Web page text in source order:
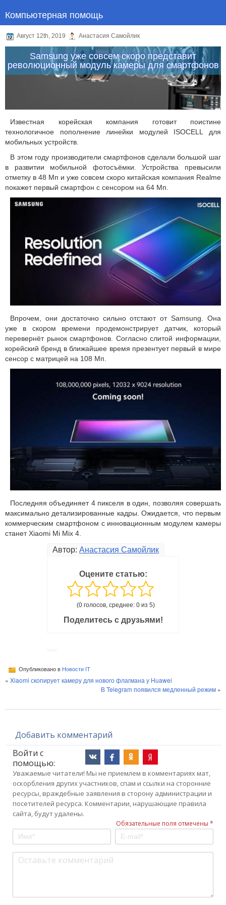
Компьютерная помощь
Август 12th, 2019 Анастасия Самойлик
Samsung уже совсем скоро представит
революционный модуль камеры для смартфонов
Известная корейская компания готовит поистине
технологичное пополнение линейки модулей ISOCELL для
мобильных устройств.
В этом году производители смартфонов сделали большой шаг
в развитии мобильной фотосъёмки. Устройства превысили
отметку в 48 Мп и уже совсем скоро китайская компания Realme
покажет первый смартфон с сенсором на 64 Мп.
Впрочем, они достаточно сильно отстают от Samsung. Она
уже в скором времени продемонстрирует датчик, который
перевернёт рынок смартфонов. Согласно слитой информации,
корейский бренд в ближайшее время презентует первый в мире
сенсор с матрицей на 108 Мп.
Последняя объединяет 4 пикселя в один, позволяя совершать
максимально детализированные кадры. Ожидается, что первым
коммерческим смартфоном с инновационным модулем камеры
станет Xiaomi Mi Mix 4.
Автор: Анастасия Самойлик
Оцените статью:
(0 голосов, среднее: 0 из 5)
Поделитесь с друзьями!
Опубликовано в Новости IT
« Xiaomi скопирует камеру для нового флагмана у Huawei
В Telegram появился медленный режим »
Добавить комментарий
Войти с
помощью:
Уважаемые читатели! Мы не приемлем в комментариях мат,
оскорбления других участников, спам и ссылки на сторонние
ресурсы, враждебные заявления в сторону администрации и
посетителей ресурса. Комментарии, нарушающие правила
сайта, будут удалены.
Обязательные поля отмечены *